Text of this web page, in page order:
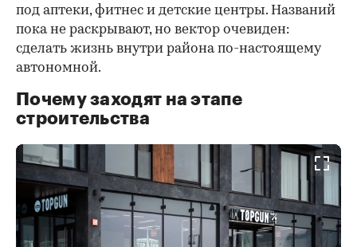
под аптеки, фитнес и детские центры. Названий
пока не раскрывают, но вектор очевиден:
сделать жизнь внутри района по-настоящему
автономной.
Почему заходят на этапе
строительства